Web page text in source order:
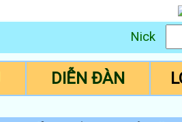
Nick
DIỄN ĐÀN